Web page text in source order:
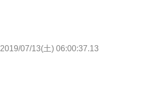
2019/07/13(土) 06:00:37.13